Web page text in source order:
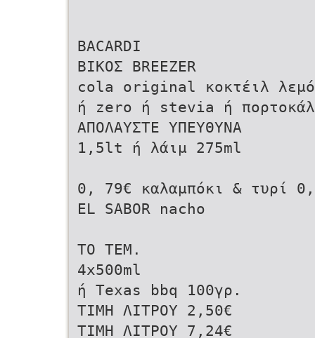
BACARDI
BIKOΣ BREEZER
cola original κοκτέιλ
ή zero ή stevia ή
ΑΠΟΛΑΥΣΤΕ ΥΠΕYΘΥΝΑ
1,5lt ή λάιμ 275ml
0, 79€ καλαμπόκι & τυρί
EL SABOR nacho
ΤΟ ΤΕΜ.
4x500ml
ή Τexas bbq 100γρ.
ΤΙΜΗ ΛΙΤΡΟΥ 2,50€
ΤΙΜΗ ΛΙΤΡΟΥ 7,24€